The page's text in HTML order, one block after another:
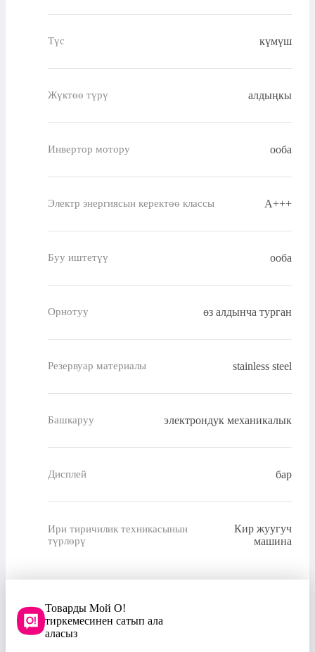
Түс күмүш
Жүктөө түрү алдыңкы
Инвертор мотору ооба
Электр энергиясын керектөө классы A+++
Буу иштетүү ооба
Орнотуу өз алдынча турган
Резервуар материалы stainless steel
Башкаруу электрондук механикалык
Дисплей бар
Ири тиричилик техникасынын
түрлөрү
Кир жуугуч
машина
Товарды Мой О!
тиркемесинен сатып ала
аласыз